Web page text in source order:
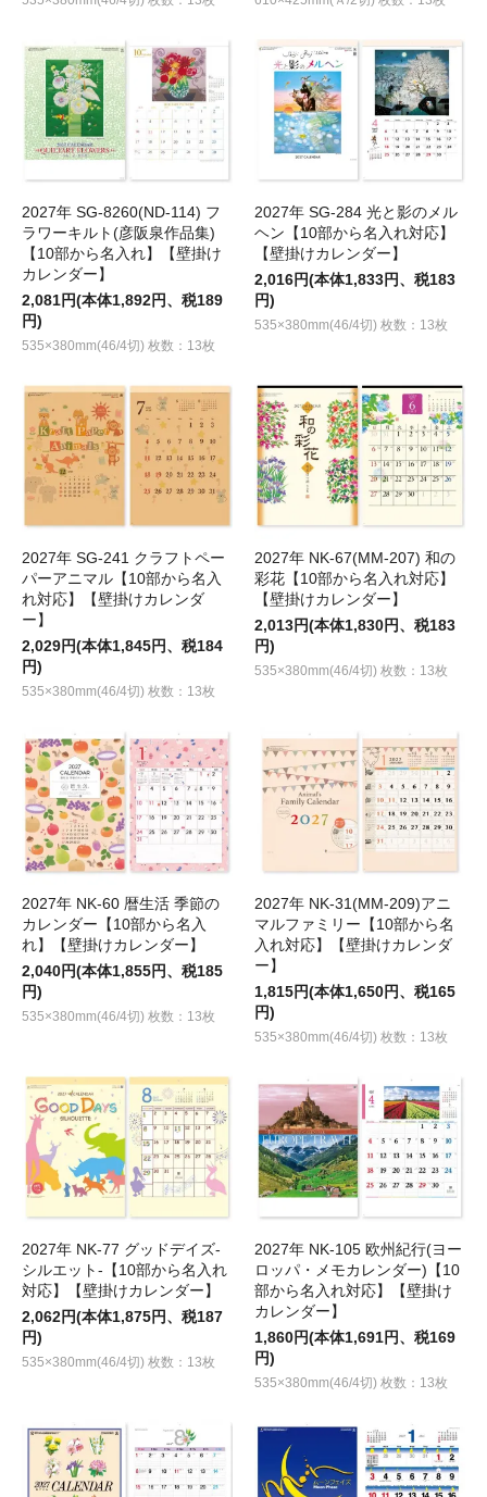
2027年 SG-8260(ND-114) フ
ラワーキルト(彦阪泉作品集)
【10部から名入れ】【壁掛け
カレンダー】
2,081円(本体1,892円、税189
円)
535×380mm(46/4切) 枚数：13枚
2027年 SG-284 光と影のメル
ヘン【10部から名入れ対応】
【壁掛けカレンダー】
2,016円(本体1,833円、税183
円)
535×380mm(46/4切) 枚数：13枚
2027年 SG-241 クラフトペー
パーアニマル【10部から名入
れ対応】【壁掛けカレンダ
ー】
2,029円(本体1,845円、税184
円)
535×380mm(46/4切) 枚数：13枚
2027年 NK-67(MM-207) 和の
彩花【10部から名入れ対応】
【壁掛けカレンダー】
2,013円(本体1,830円、税183
円)
535×380mm(46/4切) 枚数：13枚
2027年 NK-60 暦生活 季節の
カレンダー【10部から名入
れ】【壁掛けカレンダー】
2,040円(本体1,855円、税185
円)
535×380mm(46/4切) 枚数：13枚
2027年 NK-31(MM-209)アニ
マルファミリー【10部から名
入れ対応】【壁掛けカレンダ
ー】
1,815円(本体1,650円、税165
円)
535×380mm(46/4切) 枚数：13枚
2027年 NK-77 グッドデイズ-
シルエット-【10部から名入れ
対応】【壁掛けカレンダー】
2,062円(本体1,875円、税187
円)
535×380mm(46/4切) 枚数：13枚
2027年 NK-105 欧州紀行(ヨー
ロッパ・メモカレンダー)【10
部から名入れ対応】【壁掛け
カレンダー】
1,860円(本体1,691円、税169
円)
535×380mm(46/4切) 枚数：13枚